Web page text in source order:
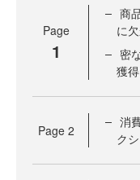
Page
1
商
に
密
獲
Page 2
消
ク